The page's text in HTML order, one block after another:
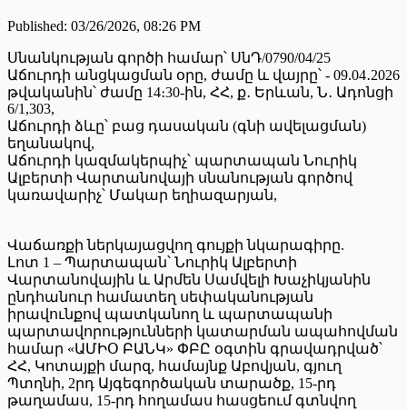
Published: 03/26/2026, 08:26 PM
Սնանկության գործի համար՝ ՍնԴ/0790/04/25
Աճուրդի անցկացման օրը, ժամը և վայրը՝ - 09.04․2026
թվականին՝ ժամը 14։30-ին, ՀՀ, ք․ Երևան, Ն․ Ադոնցի
6/1,303,
Աճուրդի ձևը՝ բաց դասական (գնի ավելացման)
եղանակով,
Աճուրդի կազմակերպիչ՝ պարտապան Նուրիկ
Ալբերտի Վարտանովայի սնանության գործով
կառավարիչ՝ Մակար եղիազարյան,
Վաճառքի ներկայացվող գույքի նկարագիրը.
Լոտ 1 – Պարտապան՝ Նուրիկ Ալբերտի
Վարտանովային և Արմեն Սամվելի Խաչիկյանին
ընդհանուր համատեղ սեփականության
իրավունքով պատկանող և պարտապանի
պարտավորությունների կատարման ապահովման
համար «ԱՄԻՕ ԲԱՆԿ» ՓԲԸ օգտին գրավադրված՝
ՀՀ, Կոտայքի մարզ, համայնք Աբովյան, գյուղ
Պտղնի, 2րդ Այգեգործական տարածք, 15-րդ
թաղամաս, 15-րդ հողամաս հասցեում գտնվող